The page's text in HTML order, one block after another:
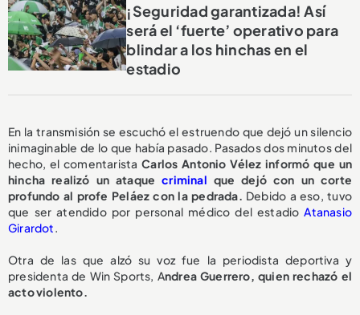
¡Seguridad garantizada! Así
será el ‘fuerte’ operativo para
blindar a los hinchas en el
estadio
En la transmisión se escuchó el estruendo que dejó un silencio
inimaginable de lo que había pasado. Pasados dos minutos del
hecho, el comentaristaCarlos Antonio Vélez informó que un
hincha realizó un ataquecriminal que dejó con un corte
profundo al profe Peláez con la pedrada. Debido a eso, tuvo
que ser atendido por personal médico del estadioAtanasio
Girardot.
Otra de las que alzó su voz fue la periodista deportiva y
presidenta de Win Sports, Andrea Guerrero, quien rechazó el
acto violento.